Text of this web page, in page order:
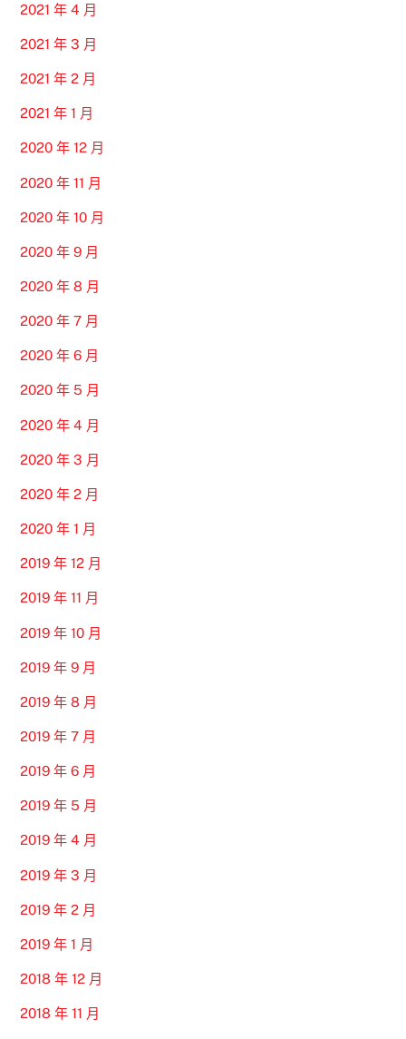
2021 年 4 月
2021 年 3 月
2021 年 2 月
2021 年 1 月
2020 年 12 月
2020 年 11 月
2020 年 10 月
2020 年 9 月
2020 年 8 月
2020 年 7 月
2020 年 6 月
2020 年 5 月
2020 年 4 月
2020 年 3 月
2020 年 2 月
2020 年 1 月
2019 年 12 月
2019 年 11 月
2019 年 10 月
2019 年 9 月
2019 年 8 月
2019 年 7 月
2019 年 6 月
2019 年 5 月
2019 年 4 月
2019 年 3 月
2019 年 2 月
2019 年 1 月
2018 年 12 月
2018 年 11 月